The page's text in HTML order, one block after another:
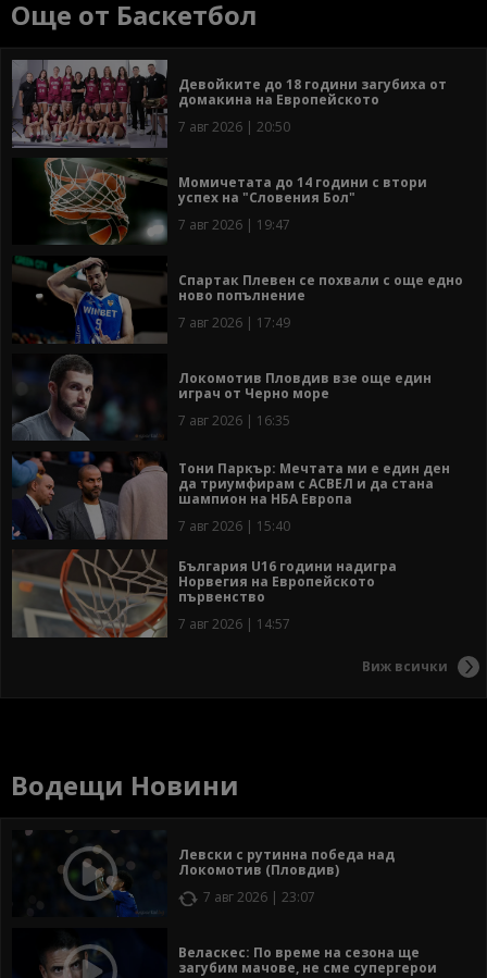
Още от Баскетбол
Девойките до 18 години загубиха от
домакина на Европейското
7 авг 2026 | 20:50
Момичетата до 14 години с втори
успех на "Словения Бол"
7 авг 2026 | 19:47
Спартак Плевен се похвали с още едно
ново попълнение
7 авг 2026 | 17:49
Локомотив Пловдив взе още един
играч от Черно море
7 авг 2026 | 16:35
Тони Паркър: Мечтата ми е един ден
да триумфирам с АСВЕЛ и да стана
шампион на НБА Европа
7 авг 2026 | 15:40
България U16 години надигра
Норвегия на Европейското
първенство
7 авг 2026 | 14:57
Виж всички
Водещи Новини
Левски с рутинна победа над
Локомотив (Пловдив)
7 авг 2026 | 23:07
Веласкес: По време на сезона ще
загубим мачове, не сме супергерои